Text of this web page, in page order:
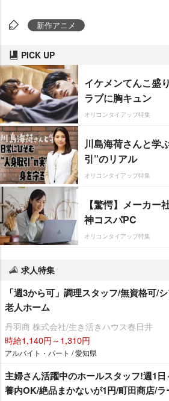
新作アニメ
PICK UP
イケメンてんこ盛
ラブに胸キュン
オリコンタイアップ特集
川島海荷さんと学
引”のリアル
オリコンタイアップ特集
【驚愕】メーカー
神コスパPC
オリコンタイアップ特集
求人特集
「週3から可」調理スタッフ/無資格可/
老人ホーム
丹羽商 株式会社/生き活きハウス春日井
時給1,140円～1,310円
アルバイト・パート / 愛知県
主婦さん活躍中のホールスタッフ!週1
養内OK/絶品まかないが1円/町田商店/